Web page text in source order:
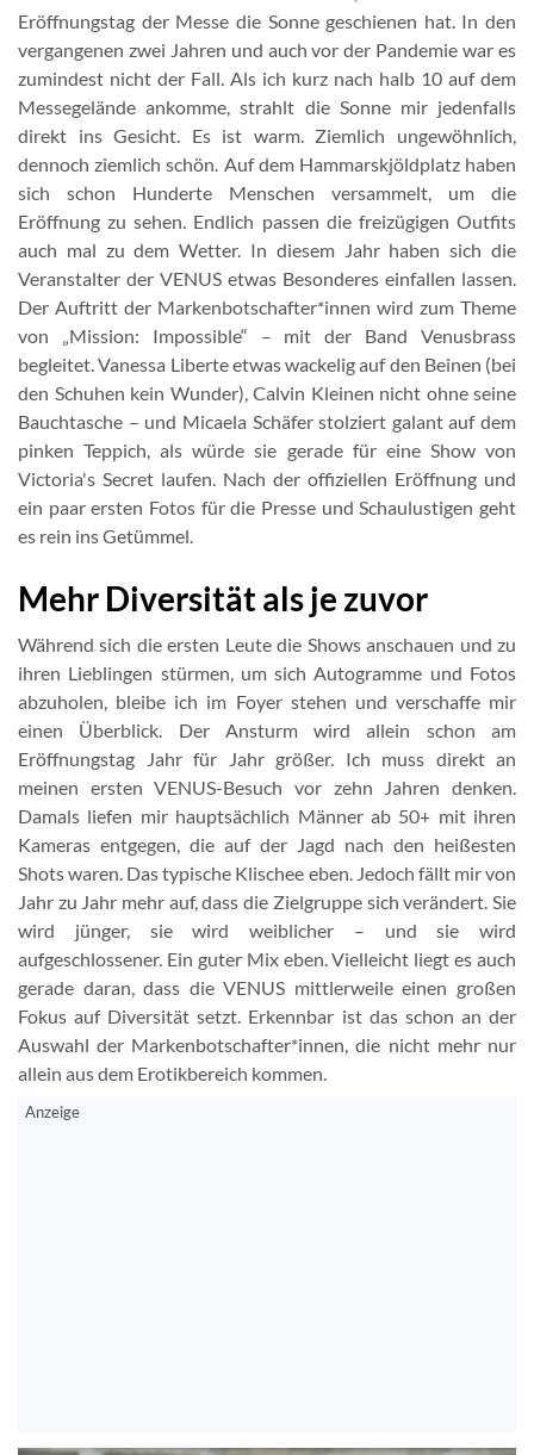
Eröffnungstag der Messe die Sonne geschienen hat. In den
vergangenen zwei Jahren und auch vor der Pandemie war es
zumindest nicht der Fall. Als ich kurz nach halb 10 auf dem
Messegelände ankomme, strahlt die Sonne mir jedenfalls
direkt ins Gesicht. Es ist warm. Ziemlich ungewöhnlich,
dennoch ziemlich schön. Auf dem Hammarskjöldplatz haben
sich schon Hunderte Menschen versammelt, um die
Eröffnung zu sehen. Endlich passen die freizügigen Outfits
auch mal zu dem Wetter. In diesem Jahr haben sich die
Veranstalter der VENUS etwas Besonderes einfallen lassen.
Der Auftritt der Markenbotschafter*innen wird zum Theme
von „Mission: Impossible“ – mit der Band Venusbrass
begleitet. Vanessa Liberte etwas wackelig auf den Beinen (bei
den Schuhen kein Wunder), Calvin Kleinen nicht ohne seine
Bauchtasche – und Micaela Schäfer stolziert galant auf dem
pinken Teppich, als würde sie gerade für eine Show von
Victoria's Secret laufen. Nach der offiziellen Eröffnung und
ein paar ersten Fotos für die Presse und Schaulustigen geht
es rein ins Getümmel.
Mehr Diversität als je zuvor
Während sich die ersten Leute die Shows anschauen und zu
ihren Lieblingen stürmen, um sich Autogramme und Fotos
abzuholen, bleibe ich im Foyer stehen und verschaffe mir
einen Überblick. Der Ansturm wird allein schon am
Eröffnungstag Jahr für Jahr größer. Ich muss direkt an
meinen ersten VENUS-Besuch vor zehn Jahren denken.
Damals liefen mir hauptsächlich Männer ab 50+ mit ihren
Kameras entgegen, die auf der Jagd nach den heißesten
Shots waren. Das typische Klischee eben. Jedoch fällt mir von
Jahr zu Jahr mehr auf, dass die Zielgruppe sich verändert. Sie
wird jünger, sie wird weiblicher – und sie wird
aufgeschlossener. Ein guter Mix eben. Vielleicht liegt es auch
gerade daran, dass die VENUS mittlerweile einen großen
Fokus auf Diversität setzt. Erkennbar ist das schon an der
Auswahl der Markenbotschafter*innen, die nicht mehr nur
allein aus dem Erotikbereich kommen.